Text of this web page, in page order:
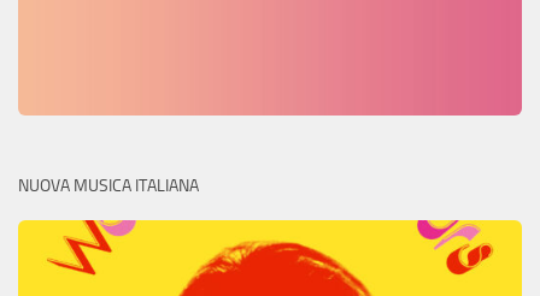
NUOVA MUSICA ITALIANA